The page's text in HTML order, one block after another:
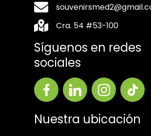
Cra. 54 #53-100
Síguenos en redes
sociales
Nuestra ubicación